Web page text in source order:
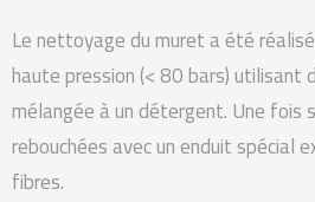
Le nettoyage du muret a été
haute pression (< 80 bars) utilisant
mélangée à un détergent. Une fois
rebouchées avec un enduit spécial
fibres.